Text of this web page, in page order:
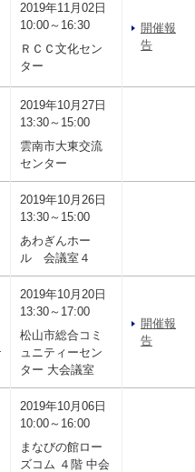
2019年11月02日
10:00～16:30
ＲＣＣ文化セン
ター
開催報
告
2019年10月27日
13:30～15:00
雲南市大東交流
センター
2019年10月26日
13:30～15:00
あわぎんホー
ル 会議室４
2019年10月20日
13:30～17:00
松山市総合コミ
ュニティーセン
ター 大会議室
開催報
告
2019年10月06日
10:00～16:00
まなびの館ロー
ズコム ４階 中会